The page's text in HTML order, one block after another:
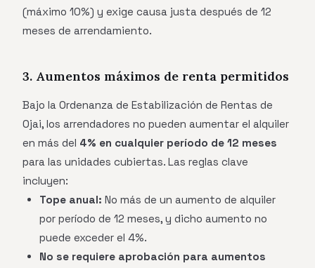
(máximo 10%) y exige causa justa después de 12
meses de arrendamiento.
3. Aumentos máximos de renta permitidos
Bajo la Ordenanza de Estabilización de Rentas de
Ojai, los arrendadores no pueden aumentar el alquiler
en más del 4% en cualquier período de 12 meses
para las unidades cubiertas. Las reglas clave
incluyen:
Tope anual: No más de un aumento de alquiler
por período de 12 meses, y dicho aumento no
puede exceder el 4%.
No se requiere aprobación para aumentos